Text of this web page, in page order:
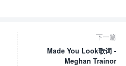
下一篇
Made You Look歌词 -
Meghan Trainor